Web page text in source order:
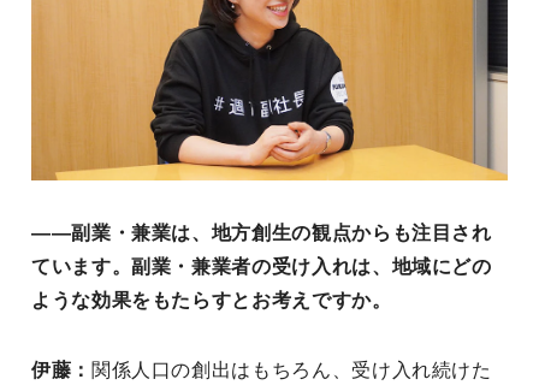
――副業・兼業は、地方創生の観点からも注目され
ています。副業・兼業者の受け入れは、地域にどの
ような効果をもたらすとお考えですか。
伊藤： 関係人口の創出はもちろん、受け入れ続けた